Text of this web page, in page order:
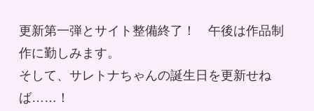
更新第一弾とサイト整備終了！　午後は作品制
作に勤しみます。
そして、サレトナちゃんの誕生日を更新せね
ば……！